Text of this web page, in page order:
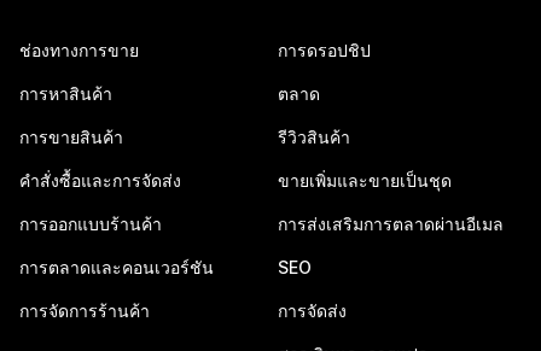
ช่องทางการขาย
การหาสินค้า
การขายสินค้า
คำสั่งซื้อและการจัดส่ง
การออกแบบร้านค้า
การตลาดและคอนเวอร์ชัน
การจัดการร้านค้า
การดรอปชิป
ตลาด
รีวิวสินค้า
ขายเพิ่มและขายเป็นชุด
การส่งเสริมการตลาดผ่านอีเมล
SEO
การจัดส่ง